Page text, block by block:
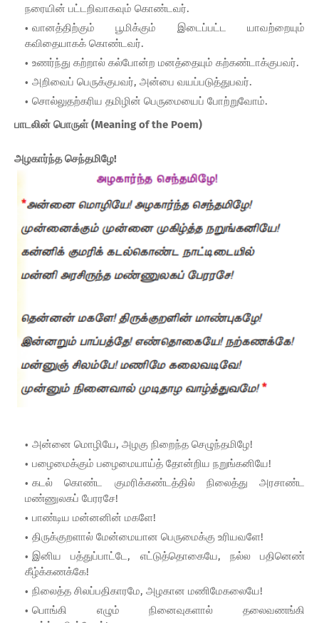
நரையின் பட்டறிவாகவும் கொண்டவர்.
வானத்திற்கும் பூமிக்கும் இடைப்பட்ட யாவற்றையும்
கவிதையாகக் கொண்டவர்.
உணர்ந்து கற்றால் கல்போன்ற மனத்தையும் கற்கண்டாக்குபவர்.
அறிவைப் பெருக்குபவர், அன்பை வயப்படுத்துபவர்.
சொல்லுதற்கரிய தமிழின் பெருமையைப் போற்றுவோம்.
பாடலின் பொருள் (Meaning of the Poem)
அழகார்ந்த செந்தமிழே!
அன்னை மொழியே, அழகு நிறைந்த செழுந்தமிழே!
பழைமைக்கும் பழைமையாய்த் தோன்றிய நறுங்கனியே!
கடல் கொண்ட குமரிக்கண்டத்தில் நிலைத்து அரசாண்ட
மண்ணுலகப் பேரரசே!
பாண்டிய மன்னனின் மகளே!
திருக்குறளால் மேன்மையான பெருமைக்கு உரியவளே!
இனிய பத்துப்பாட்டே, எட்டுத்தொகையே, நல்ல பதினெண்
கீழ்க்கணக்கே!
நிலைத்த சிலப்பதிகாரமே, அழகான மணிமேகலையே!
பொங்கி எழும் நினைவுகளால் தலைவணங்கி